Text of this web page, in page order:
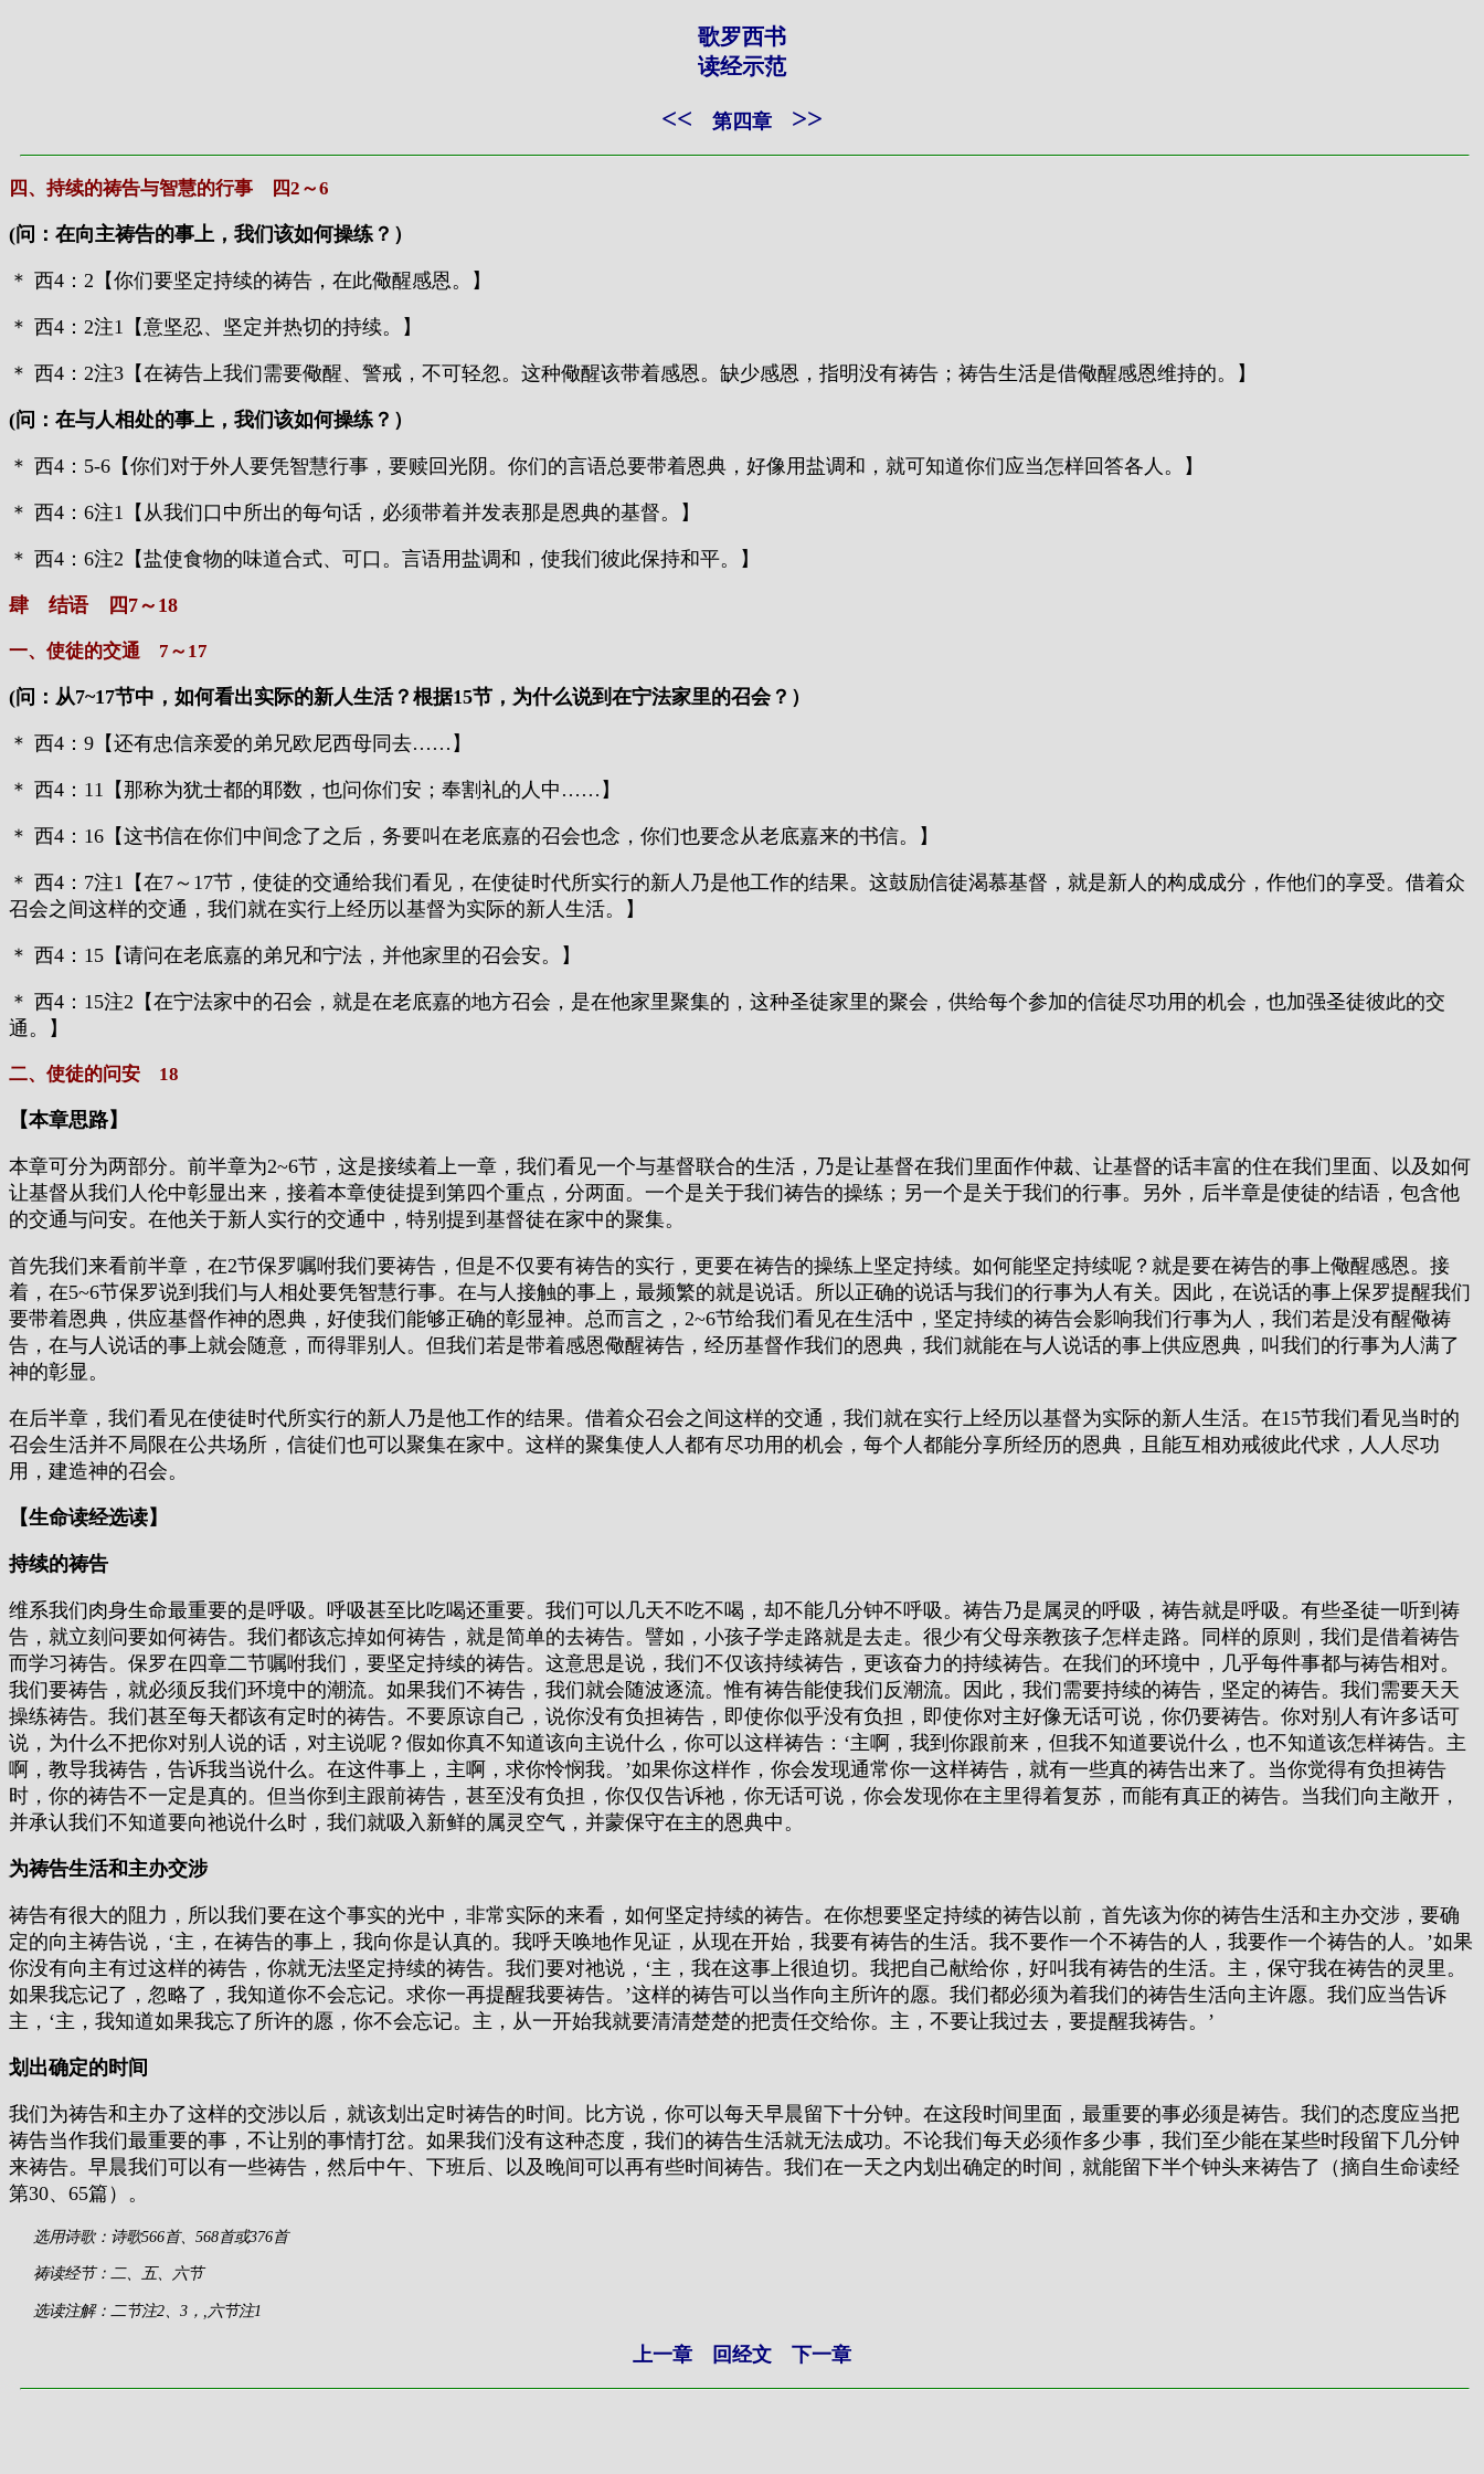
歌罗西书
读经示范
<< 第四章 >>
四、持续的祷告与智慧的行事 四2～6
(问：在向主祷告的事上，我们该如何操练？）
＊ 西4：2【你们要坚定持续的祷告，在此儆醒感恩。】
＊ 西4：2注1【意坚忍、坚定并热切的持续。】
＊ 西4：2注3【在祷告上我们需要儆醒、警戒，不可轻忽。这种儆醒该带着感恩。缺少感恩，指明没有祷告；祷告生活是借儆醒感恩维持的。】
(问：在与人相处的事上，我们该如何操练？）
＊ 西4：5-6【你们对于外人要凭智慧行事，要赎回光阴。你们的言语总要带着恩典，好像用盐调和，就可知道你们应当怎样回答各人。】
＊ 西4：6注1【从我们口中所出的每句话，必须带着并发表那是恩典的基督。】
＊ 西4：6注2【盐使食物的味道合式、可口。言语用盐调和，使我们彼此保持和平。】
肆 结语 四7～18
一、使徒的交通 7～17
(问：从7~17节中，如何看出实际的新人生活？根据15节，为什么说到在宁法家里的召会？）
＊ 西4：9【还有忠信亲爱的弟兄欧尼西母同去……】
＊ 西4：11【那称为犹士都的耶数，也问你们安；奉割礼的人中……】
＊ 西4：16【这书信在你们中间念了之后，务要叫在老底嘉的召会也念，你们也要念从老底嘉来的书信。】
＊ 西4：7注1【在7～17节，使徒的交通给我们看见，在使徒时代所实行的新人乃是他工作的结果。这鼓励信徒渴慕基督，就是新人的构成成分，作他们的享受。借着众
召会之间这样的交通，我们就在实行上经历以基督为实际的新人生活。】
＊ 西4：15【请问在老底嘉的弟兄和宁法，并他家里的召会安。】
＊ 西4：15注2【在宁法家中的召会，就是在老底嘉的地方召会，是在他家里聚集的，这种圣徒家里的聚会，供给每个参加的信徒尽功用的机会，也加强圣徒彼此的交
通。】
二、使徒的问安 18
【本章思路】
本章可分为两部分。前半章为2~6节，这是接续着上一章，我们看见一个与基督联合的生活，乃是让基督在我们里面作仲裁、让基督的话丰富的住在我们里面、以及如何
让基督从我们人伦中彰显出来，接着本章使徒提到第四个重点，分两面。一个是关于我们祷告的操练；另一个是关于我们的行事。另外，后半章是使徒的结语，包含他
的交通与问安。在他关于新人实行的交通中，特别提到基督徒在家中的聚集。
首先我们来看前半章，在2节保罗嘱咐我们要祷告，但是不仅要有祷告的实行，更要在祷告的操练上坚定持续。如何能坚定持续呢？就是要在祷告的事上儆醒感恩。接
着，在5~6节保罗说到我们与人相处要凭智慧行事。在与人接触的事上，最频繁的就是说话。所以正确的说话与我们的行事为人有关。因此，在说话的事上保罗提醒我们
要带着恩典，供应基督作神的恩典，好使我们能够正确的彰显神。总而言之，2~6节给我们看见在生活中，坚定持续的祷告会影响我们行事为人，我们若是没有醒儆祷
告，在与人说话的事上就会随意，而得罪别人。但我们若是带着感恩儆醒祷告，经历基督作我们的恩典，我们就能在与人说话的事上供应恩典，叫我们的行事为人满了
神的彰显。
在后半章，我们看见在使徒时代所实行的新人乃是他工作的结果。借着众召会之间这样的交通，我们就在实行上经历以基督为实际的新人生活。在15节我们看见当时的
召会生活并不局限在公共场所，信徒们也可以聚集在家中。这样的聚集使人人都有尽功用的机会，每个人都能分享所经历的恩典，且能互相劝戒彼此代求，人人尽功
用，建造神的召会。
【生命读经选读】
持续的祷告
维系我们肉身生命最重要的是呼吸。呼吸甚至比吃喝还重要。我们可以几天不吃不喝，却不能几分钟不呼吸。祷告乃是属灵的呼吸，祷告就是呼吸。有些圣徒一听到祷
告，就立刻问要如何祷告。我们都该忘掉如何祷告，就是简单的去祷告。譬如，小孩子学走路就是去走。很少有父母亲教孩子怎样走路。同样的原则，我们是借着祷告
而学习祷告。保罗在四章二节嘱咐我们，要坚定持续的祷告。这意思是说，我们不仅该持续祷告，更该奋力的持续祷告。在我们的环境中，几乎每件事都与祷告相对。
我们要祷告，就必须反我们环境中的潮流。如果我们不祷告，我们就会随波逐流。惟有祷告能使我们反潮流。因此，我们需要持续的祷告，坚定的祷告。我们需要天天
操练祷告。我们甚至每天都该有定时的祷告。不要原谅自己，说你没有负担祷告，即使你似乎没有负担，即使你对主好像无话可说，你仍要祷告。你对别人有许多话可
说，为什么不把你对别人说的话，对主说呢？假如你真不知道该向主说什么，你可以这样祷告：‘主啊，我到你跟前来，但我不知道要说什么，也不知道该怎样祷告。主
啊，教导我祷告，告诉我当说什么。在这件事上，主啊，求你怜悯我。’如果你这样作，你会发现通常你一这样祷告，就有一些真的祷告出来了。当你觉得有负担祷告
时，你的祷告不一定是真的。但当你到主跟前祷告，甚至没有负担，你仅仅告诉祂，你无话可说，你会发现你在主里得着复苏，而能有真正的祷告。当我们向主敞开，
并承认我们不知道要向祂说什么时，我们就吸入新鲜的属灵空气，并蒙保守在主的恩典中。
为祷告生活和主办交涉
祷告有很大的阻力，所以我们要在这个事实的光中，非常实际的来看，如何坚定持续的祷告。在你想要坚定持续的祷告以前，首先该为你的祷告生活和主办交涉，要确
定的向主祷告说，‘主，在祷告的事上，我向你是认真的。我呼天唤地作见证，从现在开始，我要有祷告的生活。我不要作一个不祷告的人，我要作一个祷告的人。’如果
你没有向主有过这样的祷告，你就无法坚定持续的祷告。我们要对祂说，‘主，我在这事上很迫切。我把自己献给你，好叫我有祷告的生活。主，保守我在祷告的灵里。
如果我忘记了，忽略了，我知道你不会忘记。求你一再提醒我要祷告。’这样的祷告可以当作向主所许的愿。我们都必须为着我们的祷告生活向主许愿。我们应当告诉
主，‘主，我知道如果我忘了所许的愿，你不会忘记。主，从一开始我就要清清楚楚的把责任交给你。主，不要让我过去，要提醒我祷告。’
划出确定的时间
我们为祷告和主办了这样的交涉以后，就该划出定时祷告的时间。比方说，你可以每天早晨留下十分钟。在这段时间里面，最重要的事必须是祷告。我们的态度应当把
祷告当作我们最重要的事，不让别的事情打岔。如果我们没有这种态度，我们的祷告生活就无法成功。不论我们每天必须作多少事，我们至少能在某些时段留下几分钟
来祷告。早晨我们可以有一些祷告，然后中午、下班后、以及晚间可以再有些时间祷告。我们在一天之内划出确定的时间，就能留下半个钟头来祷告了（摘自生命读经
第30、65篇）。
选用诗歌：诗歌566首、568首或376首
祷读经节：二、五、六节
选读注解：二节注2、3，,六节注1
上一章 回经文 下一章